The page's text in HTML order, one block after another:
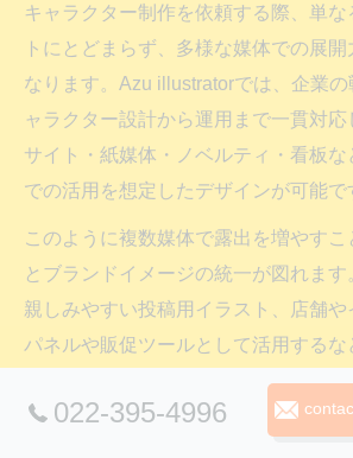
キャラクター制作を依頼する際、単な
トにとどまらず、多様な媒体での展開
なります。Azu illustratorでは、企業
ャラクター設計から運用まで一貫対
サイト・紙媒体・ノベルティ・看板
での活用を想定したデザインが可能で
このように複数媒体で露出を増やす
とブランドイメージの統一が図れます
親しみやすい投稿用イラスト、店舗
パネルや販促ツールとして活用するな
様に最適化したデータ納品が強みです
媒体横断展開を成功させるには、初期
022-395-4996